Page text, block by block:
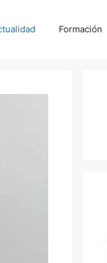
Formación